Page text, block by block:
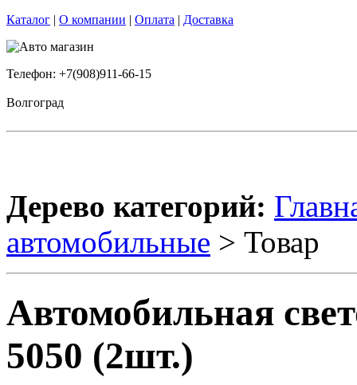
Каталог | О компании | Оплата | Доставка
Телефон: +7(908)911-66-15
Волгоград
Дерево категорий:
автомобильные > Товар
Автомобильная
5050 (2шт.)